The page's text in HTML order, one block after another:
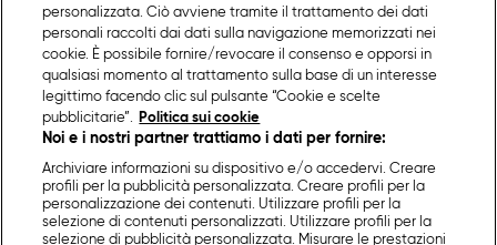
personalizzata. Ciò avviene tramite il trattamento dei dati
personali raccolti dai dati sulla navigazione memorizzati nei
cookie. È possibile fornire/revocare il consenso e opporsi in
qualsiasi momento al trattamento sulla base di un interesse
legittimo facendo clic sul pulsante “Cookie e scelte
pubblicitarie”.
Politica sui cookie
Noi e i nostri partner trattiamo i dati per fornire:
Archiviare informazioni su dispositivo e/o accedervi. Creare
profili per la pubblicità personalizzata. Creare profili per la
personalizzazione dei contenuti. Utilizzare profili per la
selezione di contenuti personalizzati. Utilizzare profili per la
selezione di pubblicità personalizzata. Misurare le prestazioni